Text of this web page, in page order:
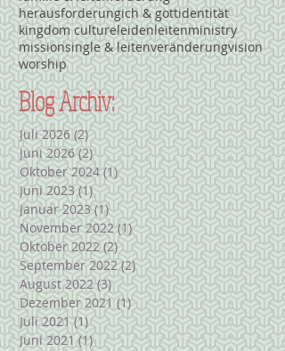
herausforderungich & gottidentität
kingdom cultureleidenleitenministry
missionsingle & leitenveränderungvision
worship
Blog Archiv:
Juli 2026 (2)2 Beiträge
Juni 2026 (2)2 Beiträge
Oktober 2024 (1)1 Beitrag
Juni 2023 (1)1 Beitrag
Januar 2023 (1)1 Beitrag
November 2022 (1)1 Beitrag
Oktober 2022 (2)2 Beiträge
September 2022 (2)2 Beiträge
August 2022 (3)3 Beiträge
Dezember 2021 (1)1 Beitrag
Juli 2021 (1)1 Beitrag
Juni 2021 (1)1 Beitrag